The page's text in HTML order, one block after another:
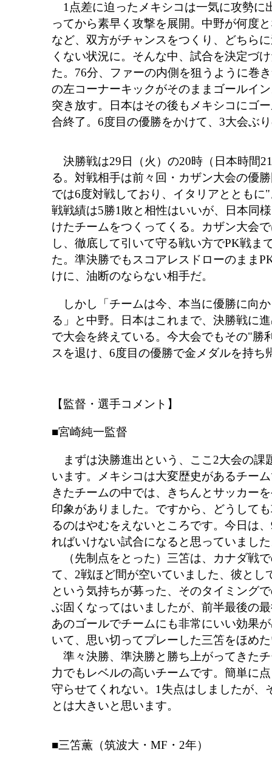
1点差に迫ったメキシコは一気に攻勢に
ってから素早く攻撃を展開。中野が何度
など、双方がチャンスをつくり、どちら
くない状況に。そんな中、試合を決定づ
た。76分、ファーの内側を狙うように巻
の左コーナーキックがそのままゴールイ
突き放す。日本はその後もメキシコにゴ
合終了。6度目の優勝をかけて、3大会ぶ
決勝戦は29日（火）の20時（日本時間
る。対戦相手は前々回・カザン大会の優
では6度対戦しており、イタリアとともに
戦戦績は5勝1敗と相性はいいが、日本同
けたチームをつくってくる。カザン大会
し、徹底して引いて守る戦い方でPK戦ま
た。準決勝でもスコアレスドローのまま
けに、油断のならない相手だ。
しかし「チームは今、本当に優勝に向
る」と中野。日本はこれまで、決勝戦に
で大会を終えている。今大会でもその"勝
スを退け、6度目の優勝で金メダルを持ち
【監督・選手コメント】
■宮崎純一監督
まずは決勝進出という、ここ2大会の課
います。メキシコは大変歴史があるチー
きたチームの中では、きちんとサッカー
印象がありました。ですから、どうして
るのはやむをえないところです。今日は
ればいけない試合になると思っていまし
（先制点をとった）三笘は、カナダ戦
て、2戦ほど間が空いていました、彼とし
という気持ちが募った、そのタイミング
ぶ固くなってはいましたが、前半最後の
あのゴールでチームにも非常にいい効果
いて、思い切ってプレーした三笘をほめ
準々決勝、準決勝と勝ち上がってきた
力でもレベルの高いチームです。簡単に
守らせてくれない。1失点はしましたが、
とは大きいと思います。
■三笘薫（筑波大・MF・2年）